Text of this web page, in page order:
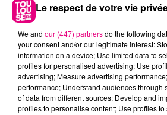
24 juillet 2026
Incendie à Plaisance-du-
habitations évacuées
Le respect de votre vie
We and our (447) partnersdo the following
your consent and/or our legitimate interest:
information on a device; Use limited data to
profiles for personalised advertising; Use
advertising; Measure advertising
performance; Understand audiences through
of data from different sources; Develop and
profiles to personalise content; Use profiles